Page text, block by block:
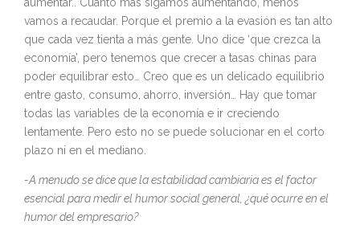
vamos a recaudar. Porque el premio a la evasión es tan alto
que cada vez tienta a más gente. Uno dice ‘que crezca la
economía’, pero tenemos que crecer a tasas chinas para
poder equilibrar esto… Creo que es un delicado equilibrio
entre gasto, consumo, ahorro, inversión… Hay que tomar
todas las variables de la economía e ir creciendo
lentamente. Pero esto no se puede solucionar en el corto
plazo ni en el mediano.
-A menudo se dice que la estabilidad cambiaria es el factor
esencial para medir el humor social general, ¿qué ocurre en el
humor del empresario?